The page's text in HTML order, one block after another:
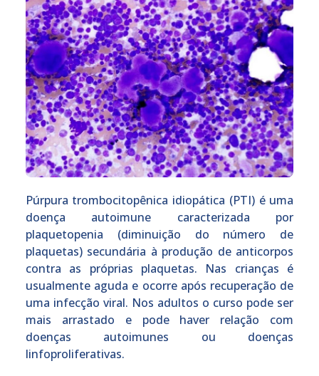
Púrpura trombocitopênica idiopática (PTI) é uma
doença autoimune caracterizada por
plaquetopenia (diminuição do número de
plaquetas) secundária à produção de anticorpos
contra as próprias plaquetas. Nas crianças é
usualmente aguda e ocorre após recuperação de
uma infecção viral. Nos adultos o curso pode ser
mais arrastado e pode haver relação com
doenças autoimunes ou doenças
linfoproliferativas.